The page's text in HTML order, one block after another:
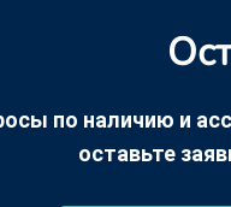
по наличию и
оставьте